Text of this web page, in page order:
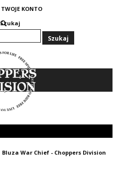
TWOJE KONTO
Szukaj
Bluza War Chief - Choppers Division